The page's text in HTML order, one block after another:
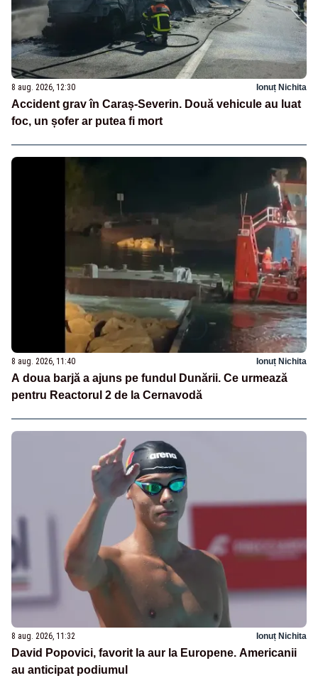
8 aug. 2026, 12:30 Ionuț Nichita
Accident grav în Caraș-Severin. Două vehicule au luat
foc, un șofer ar putea fi mort
8 aug. 2026, 11:40 Ionuț Nichita
A doua barjă a ajuns pe fundul Dunării. Ce urmează
pentru Reactorul 2 de la Cernavodă
8 aug. 2026, 11:32 Ionuț Nichita
David Popovici, favorit la aur la Europene. Americanii
au anticipat podiumul